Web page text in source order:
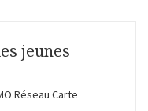
jeunes
Réseau Carte